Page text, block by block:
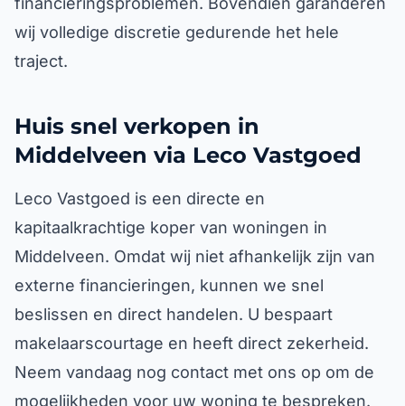
wij volledige discretie gedurende het hele
traject.
Huis snel verkopen in
Middelveen via Leco Vastgoed
Leco Vastgoed is een directe en
kapitaalkrachtige koper van woningen in
Middelveen. Omdat wij niet afhankelijk zijn van
externe financieringen, kunnen we snel
beslissen en direct handelen. U bespaart
makelaarscourtage en heeft direct zekerheid.
Neem vandaag nog contact met ons op om de
mogelijkheden voor uw woning te bespreken.